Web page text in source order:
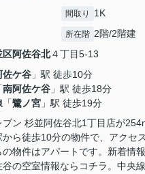
間取り 1K
所在階 2階/2階建
区阿佐谷北４丁目5-13
佐ケ谷 」駅 徒歩10分
南阿佐ケ谷 」駅 徒歩18分
「鷺ノ宮 」駅 徒歩19分
ブン 杉並阿佐谷北1丁目店が
から徒歩10分の物件で、アクセ
物件はアパートです。新着情
谷の空室情報ならコチラ。中央